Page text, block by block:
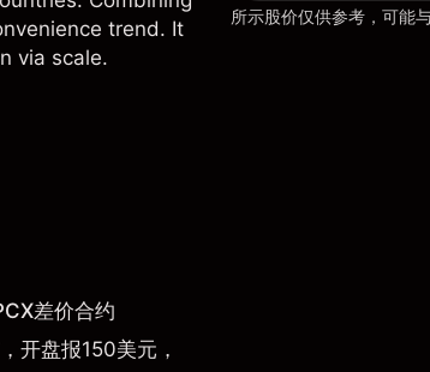
trend. It
via scale.
差价合约
开盘报150美元，
所示股价仅供参考，可能